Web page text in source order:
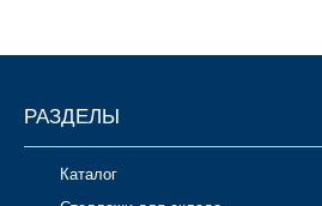
РАЗДЕЛЫ
Каталог